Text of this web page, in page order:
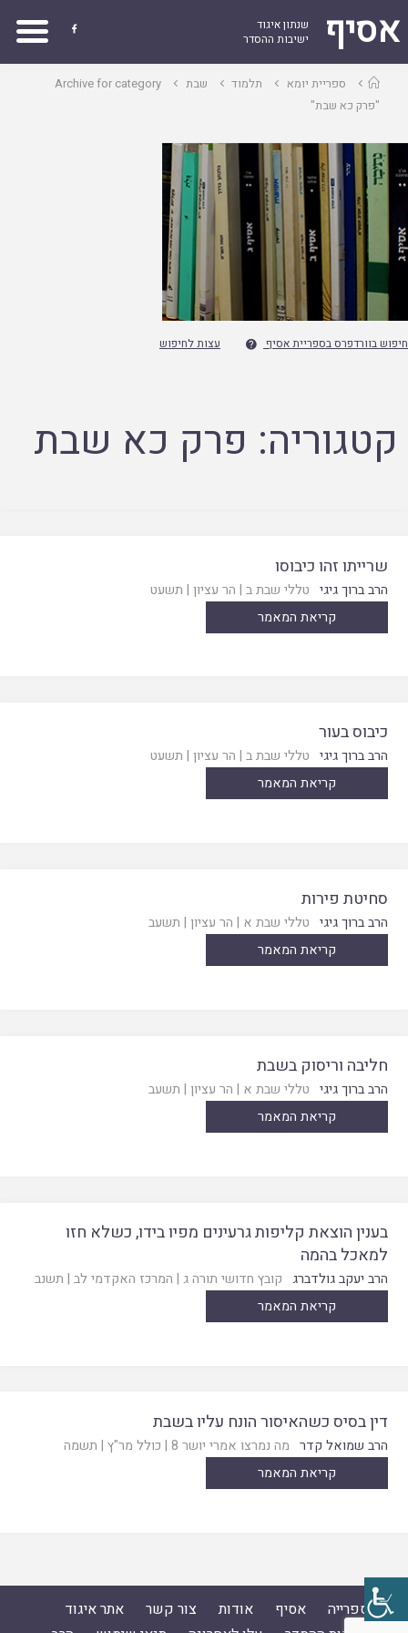
אסיף
שנתון איגוד
ישיבות ההסדר

עמוד
ראשי
ספריית יומא תלמוד שבת
Archive for category
"פרק כא שבת"
חיפוש בוורדפרס בספריית אסיף  עצות לחיפוש
קטגוריה: פרק כא שבת
שרייתו זהו כיבוסו
הרב ברוך גיגי טללי שבת ב | הר עציון | תשעט
קריאת המאמר
כיבוס בעור
הרב ברוך גיגי טללי שבת ב | הר עציון | תשעט
קריאת המאמר
סחיטת פירות
הרב ברוך גיגי טללי שבת א | הר עציון | תשעב
קריאת המאמר
חליבה וריסוק בשבת
הרב ברוך גיגי טללי שבת א | הר עציון | תשעב
קריאת המאמר
בענין הוצאת קליפות גרעינים מפיו בידו, כשלא חזו
למאכל בהמה
הרב יעקב גולדברג קובץ חדושי תורה ג | המרכז האקדמי לב | תשנב
קריאת המאמר
דין בסיס כשהאיסור הונח עליו בשבת
הרב שמואל קדר מה נמרצו אמרי יושר 8 | כולל מר"ץ | תשמה
קריאת המאמר
ספרייה אסיף אודות צור קשר
אתר איגוד